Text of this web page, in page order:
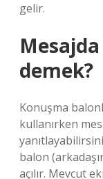
gelir.
demek?
Konuşma
kullanırken
balon
açılır. Mevcut